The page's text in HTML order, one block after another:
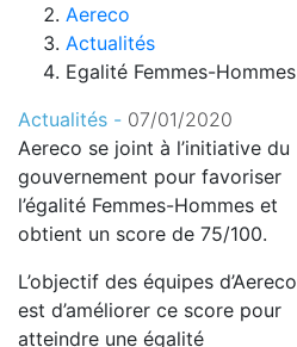
Aereco
Actualités
Egalité Femmes-Hommes
Actualités - 07/01/2020
Aereco se joint à l’initiative du
gouvernement pour favoriser
l’égalité Femmes-Hommes et
obtient un score de 75/100.
L’objectif des équipes d’Aereco
est d’améliorer ce score pour
atteindre une égalité